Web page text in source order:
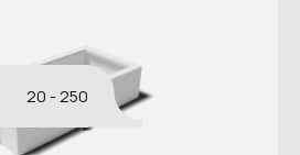
20 - 250